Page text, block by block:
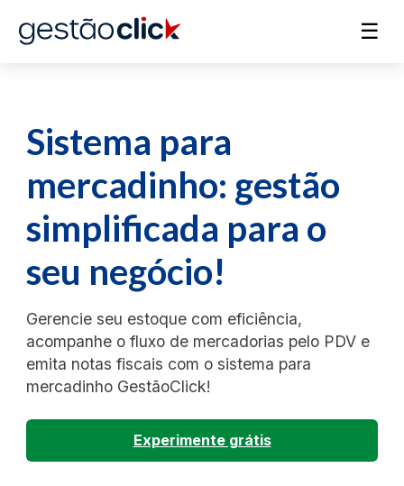
☰
Sistema para
mercadinho: gestão
simplificada para o
seu negócio!
Gerencie seu estoque com eficiência,
acompanhe o fluxo de mercadorias pelo PDV e
emita notas fiscais com o sistema para
mercadinho GestãoClick!
Experimente grátis